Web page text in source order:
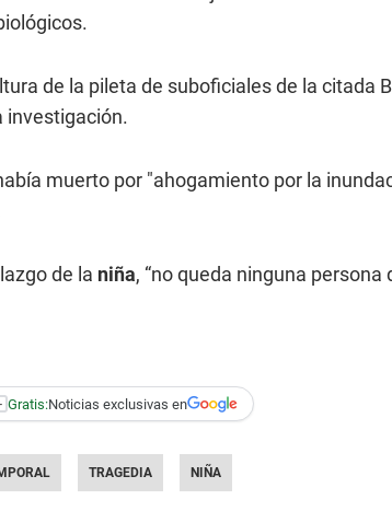
de la pileta de suboficiales de la citada
investigación.
muerto por "ahogamiento por la
de la niña, “no queda ninguna persona
Gratis:Noticias exclusivas en
TRAGEDIA NIÑA